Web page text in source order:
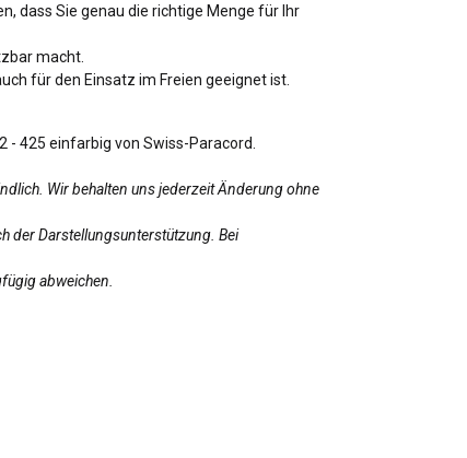
dass Sie genau die richtige Menge für Ihr
macht.
für den Einsatz im Freien geeignet ist.
425 einfarbig von Swiss-Paracord.
Wir behalten uns jederzeit Änderung ohne
der Darstellungsunterstützung. Bei
abweichen.